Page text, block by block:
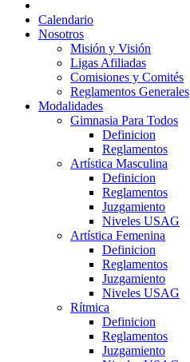
Calendario
Nosotros
Misión y Visión
Ligas Afiliadas
Comisiones y Comités
Reglamentos Generales
Modalidades
Gimnasia Para Todos
Definicion
Reglamentos
Artística Masculina
Definicion
Reglamentos
Juzgamiento
Niveles USAG
Artística Femenina
Definicion
Reglamentos
Juzgamiento
Niveles USAG
Rítmica
Definicion
Reglamentos
Juzgamiento